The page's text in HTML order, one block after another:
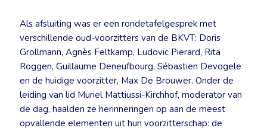
Als afsluiting was er een rondetafelgesprek met
verschillende oud-voorzitters van de BKVT: Doris
Grollmann, Agnès Feltkamp, Ludovic Pierard, Rita
Roggen, Guillaume Deneufbourg, Sébastien Devogele
en de huidige voorzitter, Max De Brouwer. Onder de
leiding van lid Muriel Mattiussi-Kirchhof, moderator van
de dag, haalden ze herinneringen op aan de meest
opvallende elementen uit hun voorzitterschap: de